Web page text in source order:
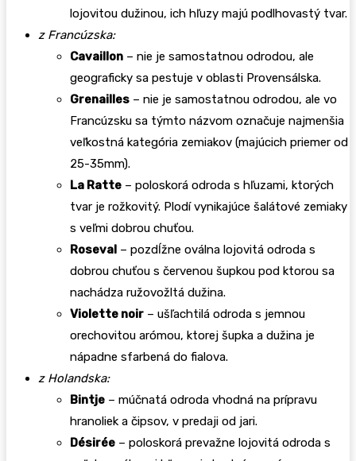
lojovitou dužinou, ich hľuzy majú podlhovastý tvar.
z Francúzska:
Cavaillon – nie je samostatnou odrodou, ale
geograficky sa pestuje v oblasti Provensálska.
Grenailles – nie je samostatnou odrodou, ale vo
Francúzsku sa týmto názvom označuje najmenšia
veľkostná kategória zemiakov (majúcich priemer od
25-35mm).
La Ratte – poloskorá odroda s hľuzami, ktorých
tvar je rožkovitý. Plodí vynikajúce šalátové zemiaky
s veľmi dobrou chuťou.
Roseval – pozdĺžne oválna lojovitá odroda s
dobrou chuťou s červenou šupkou pod ktorou sa
nachádza ružovožltá dužina.
Violette noir – ušľachtilá odroda s jemnou
orechovitou arómou, ktorej šupka a dužina je
nápadne sfarbená do fialova.
z Holandska:
Bintje – múčnatá odroda vhodná na prípravu
hranoliek a čipsov, v predaji od jari.
Désirée – poloskorá prevažne lojovitá odroda s